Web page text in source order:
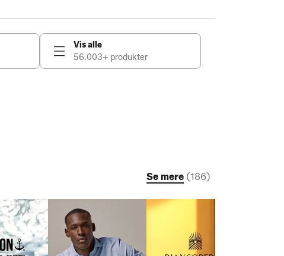
Vis alle
56.003+ produkter
Se mere (186)